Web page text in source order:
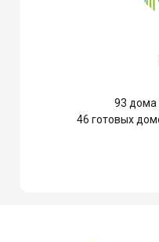
93 дома
46 готовых